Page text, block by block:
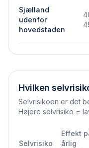
Sjælland
udenfor
hovedstaden
Hvilken
Selvrisikoen er det
Højere selvrisiko =
Selvrisiko
Effekt
årlig